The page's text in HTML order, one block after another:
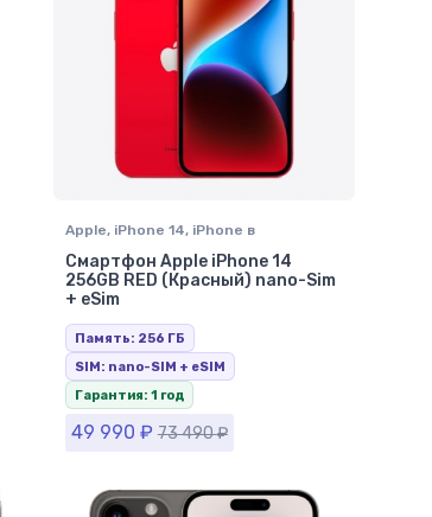
Apple, iPhone 14, iPhone в
Ставрополе
Смартфон Apple iPhone 14
256GB RED (Красный) nano-Sim
+ eSim
Память: 256 ГБ
SIM: nano-SIM + eSIM
Гарантия: 1 год
49 990 ₽ 73 490₽